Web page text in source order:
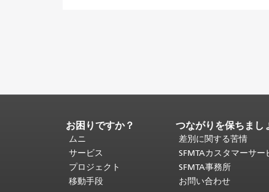
ペ
ー
ジ
コ
ン
お困りですか？
ムニ
サービス
プロジェクト
移動手段
つながりを保ちまし
差別に関する苦情
SFMTAカスタマーサー
SFMTA事務所
お問い合わせ